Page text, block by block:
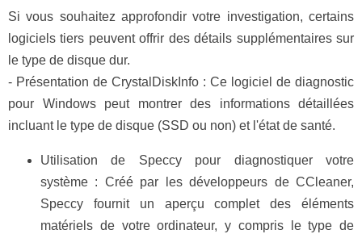
Si vous souhaitez approfondir votre investigation, certains
logiciels tiers peuvent offrir des détails supplémentaires sur
le type de disque dur.
- Présentation de CrystalDiskInfo : Ce logiciel de diagnostic
pour Windows peut montrer des informations détaillées
incluant le type de disque (SSD ou non) et l'état de santé.
Utilisation de Speccy pour diagnostiquer votre
système : Créé par les développeurs de CCleaner,
Speccy fournit un aperçu complet des éléments
matériels de votre ordinateur, y compris le type de